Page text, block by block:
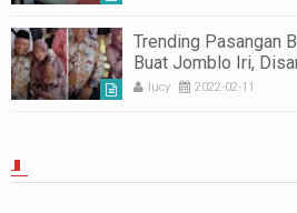
Trending Pasangan
Buat Jomblo Iri,
lucy 2022-02-11